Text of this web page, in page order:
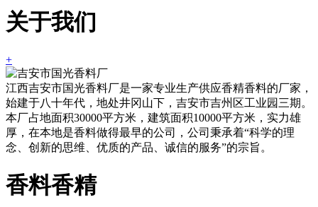
关于我们
+
江西吉安市国光香料厂是一家专业生产供应香精香料的厂家，
始建于八十年代，地处井冈山下，吉安市吉州区工业园三期。
本厂占地面积30000平方米，建筑面积10000平方米，实力雄
厚，在本地是香料做得最早的公司，公司秉承着“科学的理
念、创新的思维、优质的产品、诚信的服务”的宗旨。
香料香精